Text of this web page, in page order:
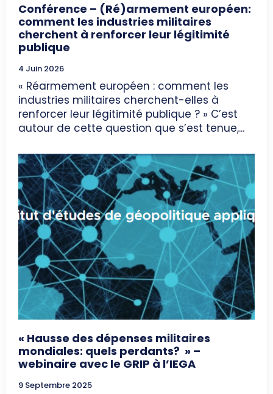
Conférence – (Ré)armement européen:
comment les industries militaires
cherchent à renforcer leur légitimité
publique
4 Juin 2026
« Réarmement européen : comment les
industries militaires cherchent-elles à
renforcer leur légitimité publique ? » C’est
autour de cette question que s’est tenue,...
« Hausse des dépenses militaires
mondiales: quels perdants? » –
webinaire avec le GRIP à l’IEGA
9 Septembre 2025